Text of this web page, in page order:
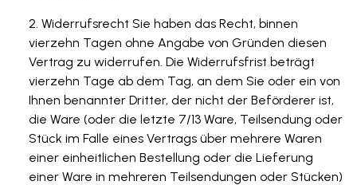
Widerrufsrecht Sie haben das Recht, binnen
vierzehn Tagen ohne Angabe von Gründen diesen
Vertrag zu widerrufen. Die Widerrufsfrist beträgt
vierzehn Tage ab dem Tag, an dem Sie oder ein von
Ihnen benannter Dritter, der nicht der Beförderer ist,
die Ware (oder die letzte 7/13 Ware, Teilsendung oder
Stück im Falle eines Vertrags über mehrere Waren
einer einheitlichen Bestellung oder die Lieferung
einer Ware in mehreren Teilsendungen oder Stücken)